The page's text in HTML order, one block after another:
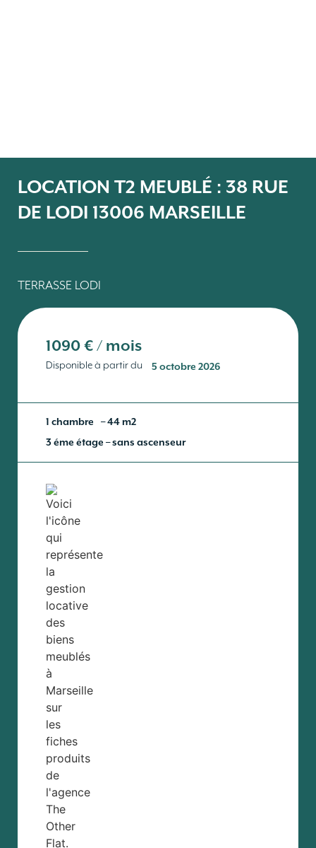
LOCATION T2 MEUBLÉ : 38 RUE
DE LODI 13006 MARSEILLE
TERRASSE LODI
1090 € / mois
Disponible à partir du 5 octobre 2026
1 chambre
– 44 m2
3 éme étage – sans ascenseur